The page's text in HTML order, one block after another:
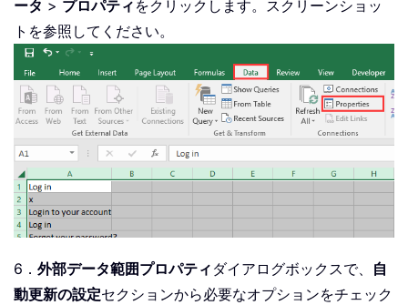
ータ > プロパティ をクリックします。スクリーンショッ
トを参照してください。
6． 外部データ範囲プロパティ ダイアログボックスで、 自
動更新の設定セクションから必要なオプションをチェック